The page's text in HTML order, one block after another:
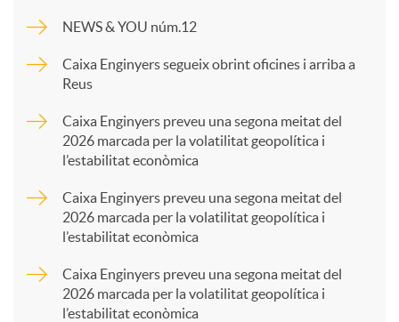
p
a
NEWS & YOU núm.12
Caixa Enginyers segueix obrint oficines i arriba a
Reus
Caixa Enginyers preveu una segona meitat del
2026 marcada per la volatilitat geopolítica i
l’estabilitat econòmica
Caixa Enginyers preveu una segona meitat del
2026 marcada per la volatilitat geopolítica i
l’estabilitat econòmica
Caixa Enginyers preveu una segona meitat del
2026 marcada per la volatilitat geopolítica i
l’estabilitat econòmica